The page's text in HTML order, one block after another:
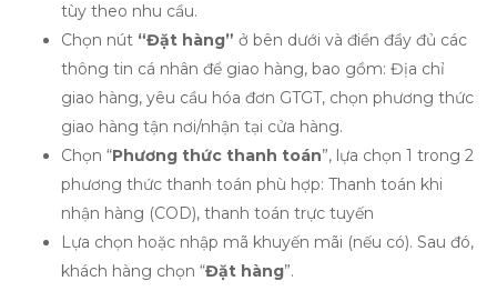
tùy theo nhu cầu.
Chọn nút “Đặt hàng” ở bên dưới và điền đầy đủ các
thông tin cá nhân để giao hàng, bao gồm: Địa chỉ
giao hàng, yêu cầu hóa đơn GTGT, chọn phương thức
giao hàng tận nơi/nhận tại cửa hàng.
Chọn “Phương thức thanh toán”, lựa chọn 1 trong 2
phương thức thanh toán phù hợp: Thanh toán khi
nhận hàng (COD), thanh toán trực tuyến
Lựa chọn hoặc nhập mã khuyến mãi (nếu có). Sau đó,
khách hàng chọn “Đặt hàng”.